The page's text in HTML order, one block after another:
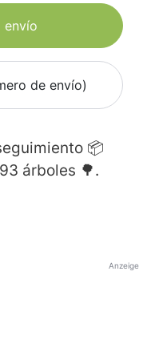
envío
de envío)
📦
árboles 🌳.
Anzeige